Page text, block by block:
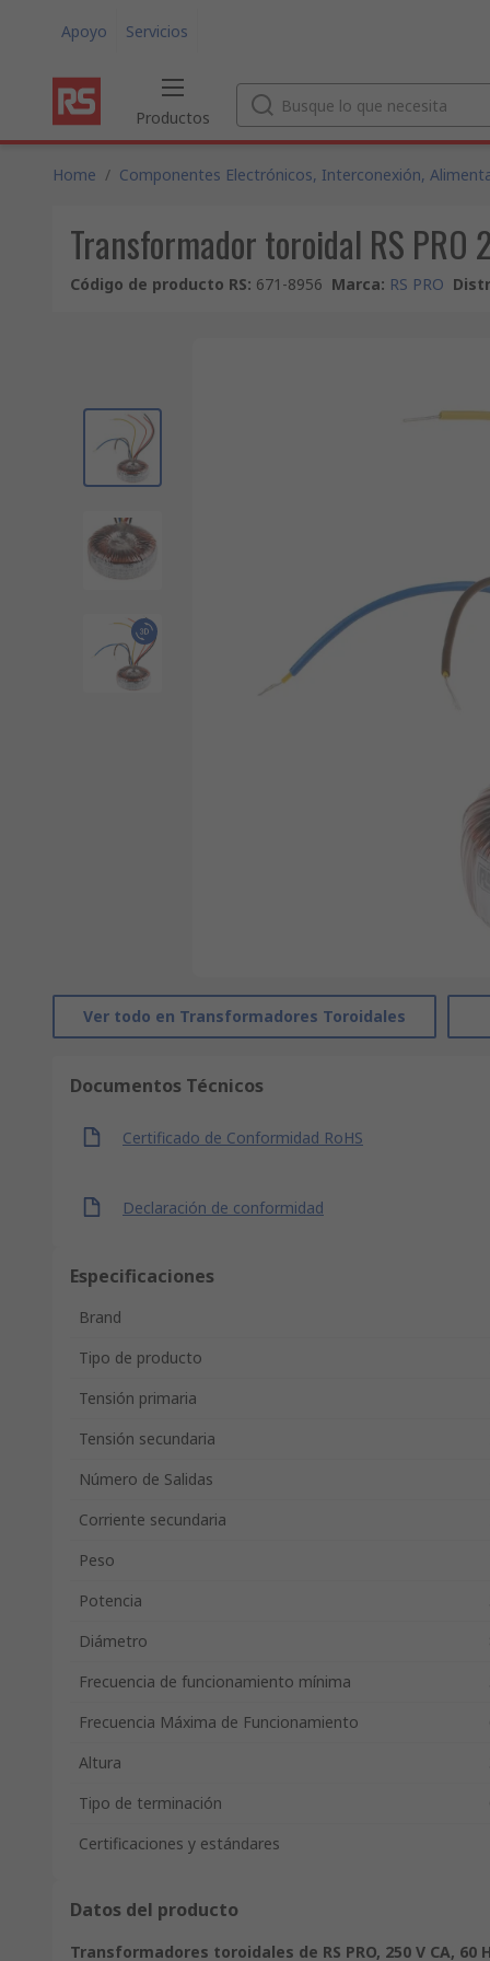
Apoyo Servicios
Productos
Home / Componentes Electrónicos, Interconexión,
Transformador toroidal RS PRO
Código de producto RS: 671-8956 Marca: RS PRO
Ver todo en Transformadores Toroidales
Documentos Técnicos
Certificado de Conformidad RoHS
Declaración de conformidad
Especificaciones
Brand
Tipo de producto
Tensión primaria
Tensión secundaria
Número de Salidas
Corriente secundaria
Peso
Potencia
Diámetro
Frecuencia de funcionamiento mínima
Frecuencia Máxima de Funcionamiento
Altura
Tipo de terminación
Certificaciones y estándares
Datos del producto
Transformadores toroidales de RS PRO, 250 V CA, 60